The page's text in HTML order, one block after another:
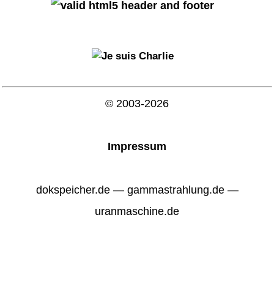
© 2003-2026
Impressum
dokspeicher.de — gammastrahlung.de —
uranmaschine.de